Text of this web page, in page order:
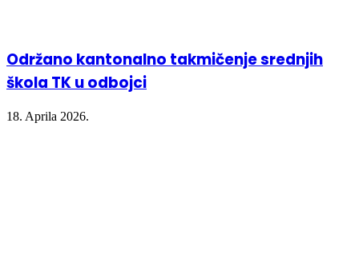
Održano kantonalno takmičenje srednjih
škola TK u odbojci
18. Aprila 2026.